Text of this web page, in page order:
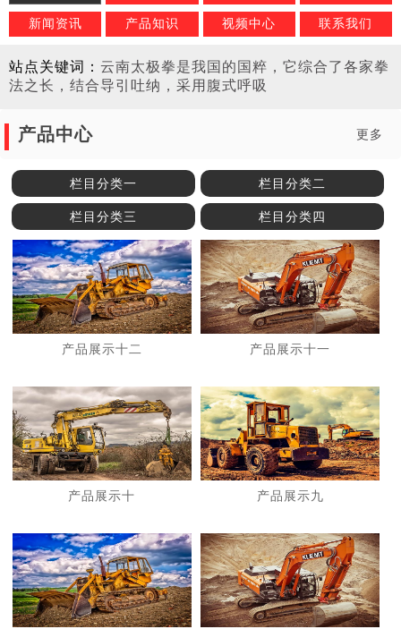
2
新闻资讯 产品知识 视频中心 联系我们
站点关键词： 云南太极拳是我国的国粹，它综合了各家拳
法之长，结合导引吐纳，采用腹式呼吸
产品中心 更多
栏目分类一 栏目分类二
栏目分类三 栏目分类四
产品展示十二 产品展示十一
产品展示十 产品展示九